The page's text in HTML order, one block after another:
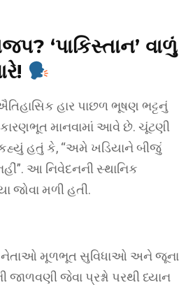
‘પાકિસ્તાન’ વાળું
હાર પાછળ ભૂષણ ભટ્ટનું
કારણભૂત માનવામાં આવે છે. ચૂંટણી
હતું કે, “અમે ખડિયાને બીજું
આ નિવેદનની સ્થાનિક
જોવા મળી હતી.
નેતાઓ મૂળભૂત સુવિધાઓ અને જૂના
જાળવણી જેવા પ્રશ્નો પરથી ધ્યાન